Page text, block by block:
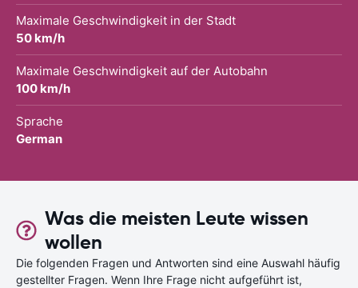
Maximale Geschwindigkeit in der Stadt
50 km/h
Maximale Geschwindigkeit auf der Autobahn
100 km/h
Sprache
German
Was die meisten Leute wissen
wollen
Die folgenden Fragen und Antworten sind eine Auswahl häufig
gestellter Fragen. Wenn Ihre Frage nicht aufgeführt ist,